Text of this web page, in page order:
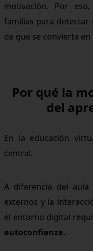
motivación. Por
familias para detectar
de que se convierta
Por qué la
del
En la educación
central.
A diferencia del aula
externos y la
el entorno digital
autoconfianza.